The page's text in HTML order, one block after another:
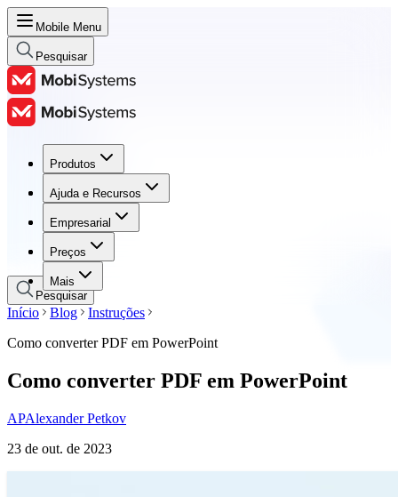
Mobile Menu
Pesquisar
Produtos
Ajuda e Recursos
Empresarial
Preços
Mais
Produtos
Ajuda e Recursos
Empresarial
Preços
Pesquisar
Início Blog
Instruções
Como converter PDF em PowerPoint
Como converter PDF em PowerPoint
APAlexander Petkov
23 de out. de 2023